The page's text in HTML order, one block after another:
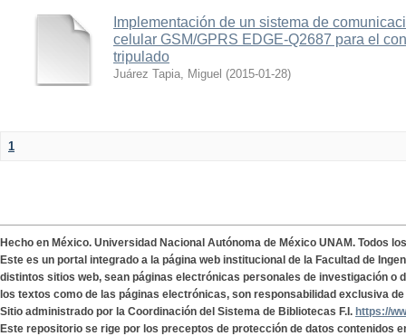
Implementación de un sistema de
celular GSM/GPRS EDGE-Q2687 para el
tripulado
Juárez Tapia, Miguel (2015-01-28)
1
Hecho en México. Universidad Nacional Autónoma de México UNAM. Todos
Este es un portal integrado a la página web institucional de la Facultad de
distintos sitios web, sean páginas electrónicas personales de investigación o
los textos como de las páginas electrónicas, son responsabilidad exclusiva
Sitio administrado por la Coordinación del Sistema de Bibliotecas F.I. https://
Este repositorio se rige por los preceptos de protección de datos contenidos